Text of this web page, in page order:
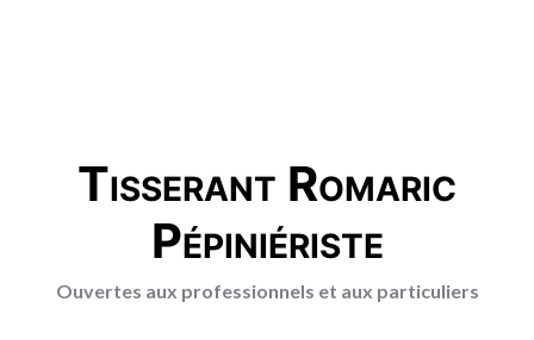
Tisserant Romaric
Pépiniériste
Ouvertes aux professionnels et aux particuliers